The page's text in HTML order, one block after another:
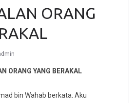
ORANG
ORANG YANG BERAKAL
bin Wahab berkata: Aku